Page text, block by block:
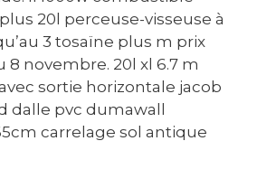
20l perceuse-visseuse à
3 tosaïne plus m prix
8 novembre. 20l xl 6.7 m
sortie horizontale jacob
dalle pvc dumawall
carrelage sol antique